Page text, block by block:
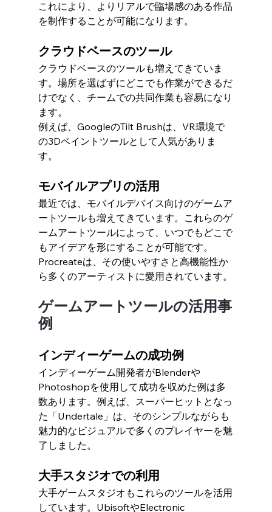
これにより、よりリアルで臨場感のある作品
を制作することが可能になります。
クラウドベースのツール
クラウドベースのツールも増えてきていま
す。場所を選ばずにどこでも作業ができるだ
けでなく、チームでの共同作業も容易になり
ます。
例えば、GoogleのTilt Brushは、VR環境で
の3Dペイントツールとして人気がありま
す。
モバイルアプリの活用
最近では、モバイルデバイス向けのゲームア
ートツールも増えてきています。これらのゲ
ームアートツールによって、いつでもどこで
もアイデアを形にすることが可能です。
Procreateは、その使いやすさと高機能性か
ら多くのアーティストに愛用されています。
ゲームアートツールの活用事
例
インディーゲームの成功例
インディーゲーム開発者がBlenderや
Photoshopを使用して成功を収めた例は多
数あります。例えば、スーパーヒットとなっ
た「Undertale」は、そのシンプルながらも
魅力的なビジュアルで多くのプレイヤーを魅
了しました。
大手スタジオでの利用
大手ゲームスタジオもこれらのツールを活用
しています。UbisoftやElectronic